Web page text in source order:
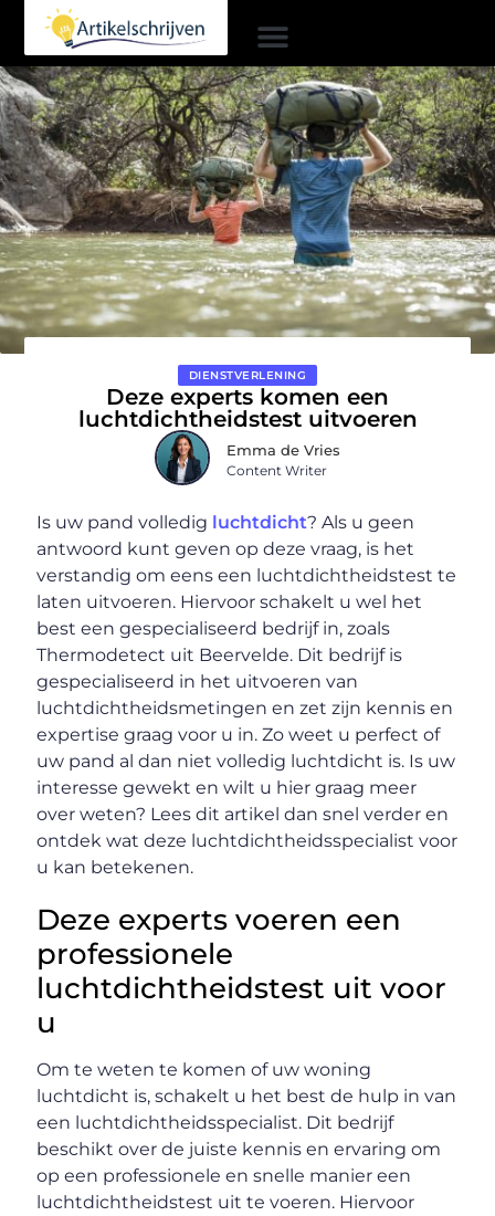
DIENSTVERLENING
Deze experts komen een
luchtdichtheidstest uitvoeren
Emma de Vries
Content Writer
Is uw pand volledig luchtdicht? Als u geen
antwoord kunt geven op deze vraag, is het
verstandig om eens een luchtdichtheidstest te
laten uitvoeren. Hiervoor schakelt u wel het
best een gespecialiseerd bedrijf in, zoals
Thermodetect uit Beervelde. Dit bedrijf is
gespecialiseerd in het uitvoeren van
luchtdichtheidsmetingen en zet zijn kennis en
expertise graag voor u in. Zo weet u perfect of
uw pand al dan niet volledig luchtdicht is. Is uw
interesse gewekt en wilt u hier graag meer
over weten? Lees dit artikel dan snel verder en
ontdek wat deze luchtdichtheidsspecialist voor
u kan betekenen.
Deze experts voeren een
professionele
luchtdichtheidstest uit voor
u
Om te weten te komen of uw woning
luchtdicht is, schakelt u het best de hulp in van
een luchtdichtheidsspecialist. Dit bedrijf
beschikt over de juiste kennis en ervaring om
op een professionele en snelle manier een
luchtdichtheidstest uit te voeren. Hiervoor